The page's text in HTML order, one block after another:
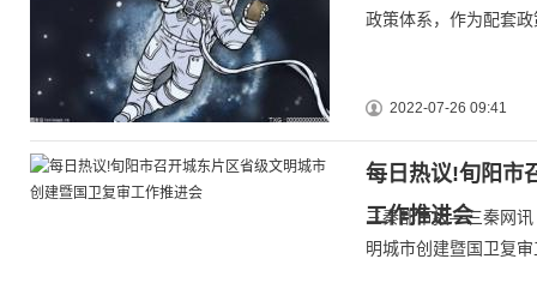
政策体系，作为配套
2022-07-26 09:41
每日热议!旬阳市
工作推进会
三秦都市报—三秦网讯
明城市创建暨国卫复